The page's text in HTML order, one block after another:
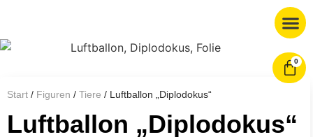
0
Start / Figuren / Tiere / Luftballon „Diplodokus“
Luftballon „Diplodokus“